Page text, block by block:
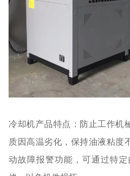
冷却机产品特点：防止工作机
质因高温劣化，保持油液粘度
动故障报警功能，可通过特